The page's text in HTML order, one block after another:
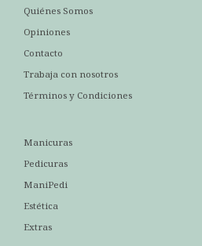
Quiénes Somos
Opiniones
Contacto
Trabaja con nosotros
Términos y Condiciones
Manicuras
Pedicuras
ManiPedi
Estética
Extras